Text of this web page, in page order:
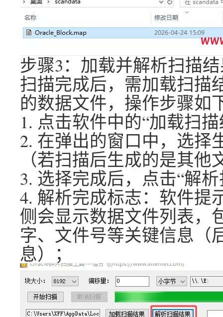
步骤3：加载并解析扫描
扫描完成后，需加载扫描
的数据文件，操作步骤如
1. 点击软件中的“加载扫
2. 在弹出的窗口中，选择
（若扫描后生成的是其
3. 选择完成后，点击“解
4. 解析完成标志：软件提
侧会显示数据文件列表，
字、文件号等关键信息（
息）；